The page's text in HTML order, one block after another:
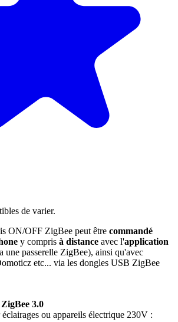
de varier.
ON/OFF ZigBee peut être commandé
y compris à distance avec l'application
une passerelle ZigBee), ainsi qu'avec
etc... via les dongles USB ZigBee
ZigBee 3.0
ou appareils électrique 230V :